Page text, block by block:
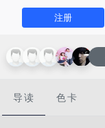
注册
导读 色卡